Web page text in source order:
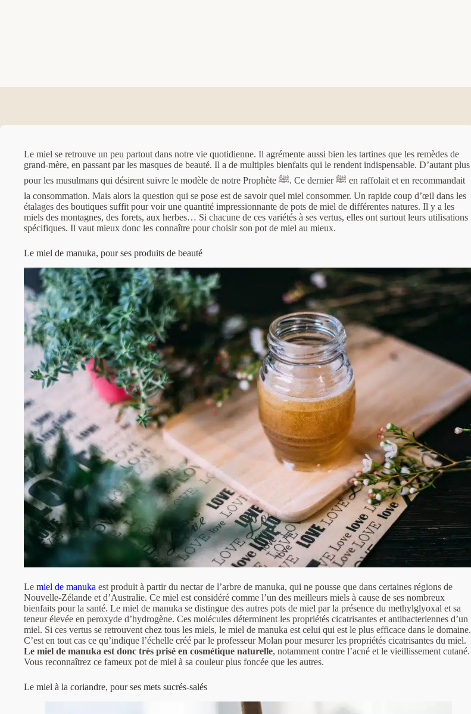
Le miel se retrouve un peu partout dans notre vie quotidienne. Il agrémente aussi bien les tartines que les remèdes de
grand-mère, en passant par les masques de beauté. Il a de multiples bienfaits qui le rendent indispensable. D’autant plus
pour les musulmans qui désirent suivre le modèle de notre Prophète ﷺ. Ce dernier ﷺ en raffolait et en recommandait
la consommation. Mais alors la question qui se pose est de savoir quel miel consommer. Un rapide coup d’œil dans les
étalages des boutiques suffit pour voir une quantité impressionnante de pots de miel de différentes natures. Il y a les
miels des montagnes, des forets, aux herbes… Si chacune de ces variétés à ses vertus, elles ont surtout leurs utilisations
spécifiques. Il vaut mieux donc les connaître pour choisir son pot de miel au mieux.
Le miel de manuka, pour ses produits de beauté
Le miel de manuka est produit à partir du nectar de l’arbre de manuka, qui ne pousse que dans certaines régions de
Nouvelle-Zélande et d’Australie. Ce miel est considéré comme l’un des meilleurs miels à cause de ses nombreux
bienfaits pour la santé. Le miel de manuka se distingue des autres pots de miel par la présence du methylglyoxal et sa
teneur élevée en peroxyde d’hydrogène. Ces molécules déterminent les propriétés cicatrisantes et antibacteriennes d’un
miel. Si ces vertus se retrouvent chez tous les miels, le miel de manuka est celui qui est le plus efficace dans le domaine.
C’est en tout cas ce qu’indique l’échelle créé par le professeur Molan pour mesurer les propriétés cicatrisantes du miel.
Le miel de manuka est donc très prisé en cosmétique naturelle, notamment contre l’acné et le vieillissement cutané.
Vous reconnaîtrez ce fameux pot de miel à sa couleur plus foncée que les autres.
Le miel à la coriandre, pour ses mets sucrés-salés